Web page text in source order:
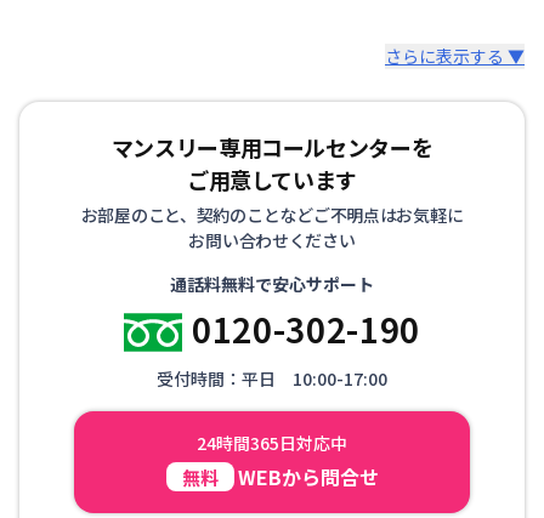
さらに表示する ▼
マンスリー専用コールセンターを
ご用意しています
お部屋のこと、契約のことなどご不明点はお気軽に
お問い合わせください
通話料無料で安心サポート
0120-302-190
受付時間：平日 10:00-17:00
24時間365日対応中
無料 WEBから問合せ